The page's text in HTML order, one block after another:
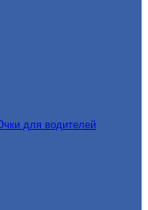
для водителей